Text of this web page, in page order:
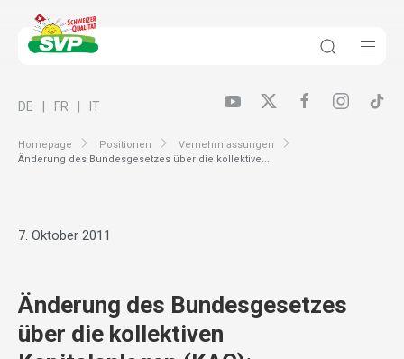
Homepage Positionen
Vernehmlassungen
Änderung des Bundesgesetzes über die kollektive...
DE FR IT
7. Oktober 2011
Änderung des Bundesgesetzes
über die kollektiven